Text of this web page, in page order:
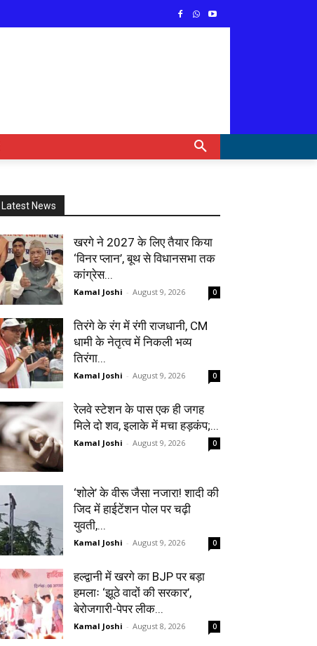
Latest News
खरगे ने 2027 के लिए तैयार किया
‘विनर प्लान’, बूथ से विधानसभा तक
कांग्रेस...
Kamal Joshi - August 9, 2026 0
तिरंगे के रंग में रंगी राजधानी, CM
धामी के नेतृत्व में निकली भव्य
तिरंगा...
Kamal Joshi - August 9, 2026 0
रेलवे स्टेशन के पास एक ही जगह
मिले दो शव, इलाके में मचा हड़कंप;...
Kamal Joshi - August 9, 2026 0
‘शोले’ के वीरू जैसा नजारा! शादी की
जिद में हाईटेंशन पोल पर चढ़ी
युवती,...
Kamal Joshi - August 9, 2026 0
हल्द्वानी में खरगे का BJP पर बड़ा
हमलाः ‘झूठे वादों की सरकार’,
बेरोजगारी-पेपर लीक...
Kamal Joshi - August 8, 2026 0